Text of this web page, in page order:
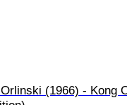
(1966) - Kong